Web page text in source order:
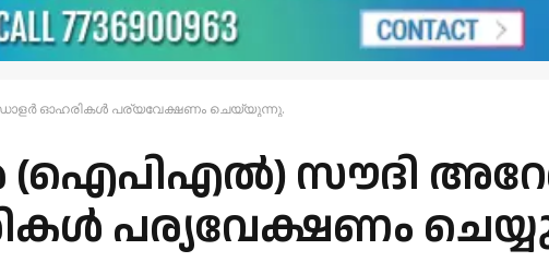
ഓഹരികൾ പര്യവേക്ഷണം ചെയ്യുന്നു.
(ഐ‌പി‌എൽ) സൗദി
പര്യവേക്ഷണം